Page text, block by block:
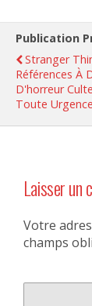
Publication
Stranger
Références À
D'horreur
Toute Urgence
Laisser un
Votre
champs